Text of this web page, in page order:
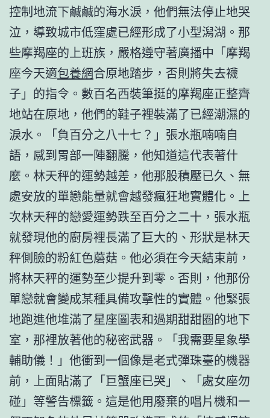
控制地流下鹹鹹的海水淚，他們無法停止地哭
泣，導致城市低窪處已經形成了小型潟湖。那
些摩羯座的上班族，嚴格遵守著廣播中「摩羯
座今天適包養網合原地踏步，否則將失去襪
子」的指令。數百名西裝筆挺的摩羯座正整齊
地站在原地，他們的鞋子裡裝滿了已經潮濕的
淚水。「負百分之八十七？」張水瓶喃喃自
語，感到胃部一陣翻騰，他知道這代表著什
麼。林天秤的運勢越差，他那股積壓已久、無
處安放的單戀能量就會越發瘋狂地實體化。上
次林天秤的戀愛運勢跌至百分之二十，張水瓶
就發現他的廚房裡長滿了巨大的、形狀是林天
秤側臉的粉紅色蘑菇。他必須在今天結束前，
將林天秤的運勢至少提升到零。否則，他那份
單戀就會變成某種具備攻擊性的實體。他緊張
地跑進他堆滿了星座圖表和過期甜甜圈的地下
室，那裡放著他的秘密武器。「我需要星象學
輔助儀！」他衝到一個像是老式彈珠臺的機器
前，上面貼滿了「巨蟹座已哭」、「處女座勿
碰」等警告標籤。這是他用廢棄的唱片機和一